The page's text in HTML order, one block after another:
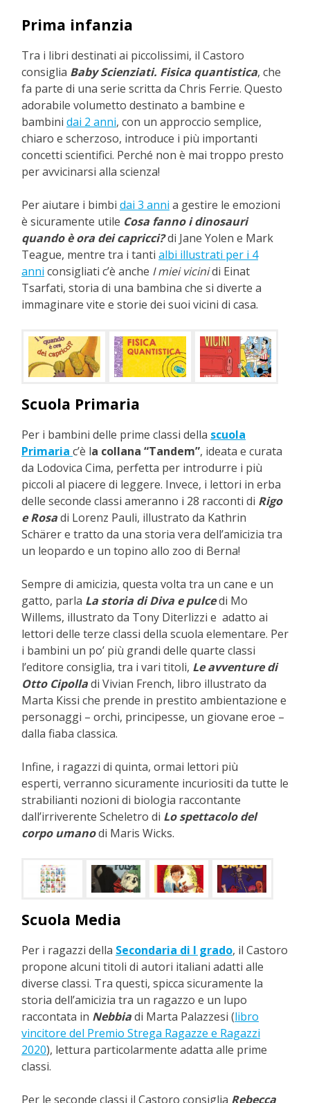
Prima infanzia
Tra i libri destinati ai piccolissimi, il Castoro
consiglia Baby Scienziati. Fisica quantistica, che
fa parte di una serie scritta da Chris Ferrie. Questo
adorabile volumetto destinato a bambine e
bambini dai 2 anni, con un approccio semplice,
chiaro e scherzoso, introduce i più importanti
concetti scientifici. Perché non è mai troppo presto
per avvicinarsi alla scienza!
Per aiutare i bimbi dai 3 anni a gestire le emozioni
è sicuramente utile Cosa fanno i dinosauri
quando è ora dei capricci?di Jane Yolen e Mark
Teague, mentre tra i tanti albi illustrati per i 4
anni consigliati c’è anche I miei vicinidi Einat
Tsarfati, storia di una bambina che si diverte a
immaginare vite e storie dei suoi vicini di casa.
Scuola Primaria
Per i bambini delle prime classi della scuola
Primaria c’è la collana “Tandem”, ideata e curata
da Lodovica Cima, perfetta per introdurre i più
piccoli al piacere di leggere. Invece, i lettori in erba
delle seconde classi ameranno i 28 racconti di Rigo
e Rosadi Lorenz Pauli, illustrato da Kathrin
Schärer e tratto da una storia vera dell’amicizia tra
un leopardo e un topino allo zoo di Berna!
Sempre di amicizia, questa volta tra un cane e un
gatto, parla La storia di Diva e pulcedi Mo
Willems, illustrato da Tony Diterlizzi e adatto ai
lettori delle terze classi della scuola elementare. Per
i bambini un po’ più grandi delle quarte classi
l’editore consiglia, tra i vari titoli, Le avventure di
Otto Cipolladi Vivian French, libro illustrato da
Marta Kissi che prende in prestito ambientazione e
personaggi – orchi, principesse, un giovane eroe –
dalla fiaba classica.
Infine, i ragazzi di quinta, ormai lettori più
esperti, verranno sicuramente incuriositi da tutte le
strabilianti nozioni di biologia raccontante
dall’irriverente Scheletro di Lo spettacolo del
corpo umanodi Maris Wicks.
Scuola Media
Per i ragazzi della Secondaria di I grado, il Castoro
propone alcuni titoli di autori italiani adatti alle
diverse classi. Tra questi, spicca sicuramente la
storia dell’amicizia tra un ragazzo e un lupo
raccontata in Nebbiadi Marta Palazzesi (libro
vincitore del Premio Strega Ragazze e Ragazzi
2020), lettura particolarmente adatta alle prime
classi.
Per le seconde classi il Castoro consiglia Rebecca